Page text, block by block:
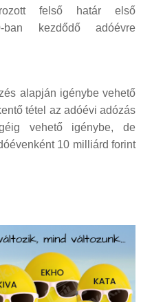
felső határ első
kezdődő adóévre
alapján igénybe vehető
tétel az adóévi adózás
vehető igénybe, de
10 milliárd forint